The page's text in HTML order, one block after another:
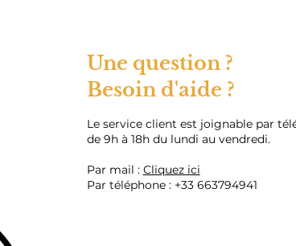
Une question ?
Besoin d'aide ?
​Le service client est joignable par
de 9h à 18h du lundi au vendredi.
Par mail : Cliquez ici
Par téléphone : +33 663794941